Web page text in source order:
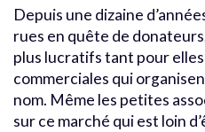
Depuis une dizaine
rues en quête de
plus lucratifs tant pour
commerciales qui
nom. Même les petites
sur ce marché qui est loin